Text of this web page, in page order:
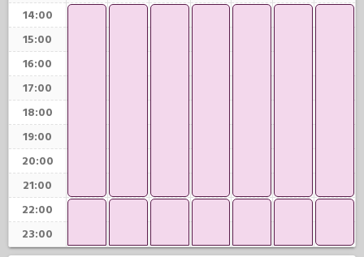
14:00
15:00
16:00
17:00
18:00
19:00
20:00
21:00
22:00
23:00